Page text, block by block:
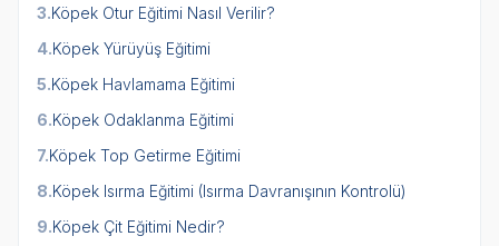
3.Köpek Otur Eğitimi Nasıl Verilir?
4.Köpek Yürüyüş Eğitimi
5.Köpek Havlamama Eğitimi
6.Köpek Odaklanma Eğitimi
7.Köpek Top Getirme Eğitimi
8.Köpek Isırma Eğitimi (Isırma Davranışının Kontrolü)
9.Köpek Çit Eğitimi Nedir?